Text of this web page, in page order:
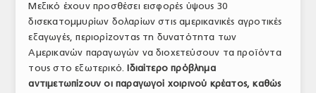
Μεξικό έχουν προσθέσει εισφορές ύψους 30
δισεκατομμυρίων δολαρίων στις αμερικανικές αγροτικές
εξαγωγές, περιορίζοντας τη δυνατότητα των
Αμερικανών παραγωγών να διοχετεύσουν τα προϊόντα
τους στο εξωτερικό. Ιδιαίτερο πρόβλημα
αντιμετωπίζουν οι παραγωγοί χοιρινού κρέατος, καθώς